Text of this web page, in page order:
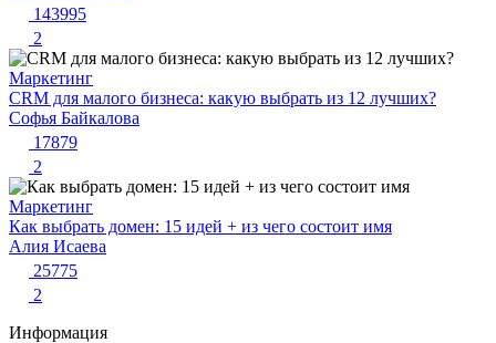
143995
2
Маркетинг
CRM для малого бизнеса: какую выбрать из 12 лучших?
Софья Байкалова
17879
2
Маркетинг
Как выбрать домен: 15 идей + из чего состоит имя
Алия Исаева
25775
2
Информация